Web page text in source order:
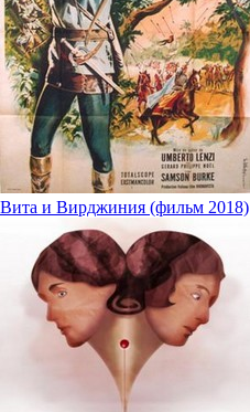
Вита и Вирджиния (фильм 2018)